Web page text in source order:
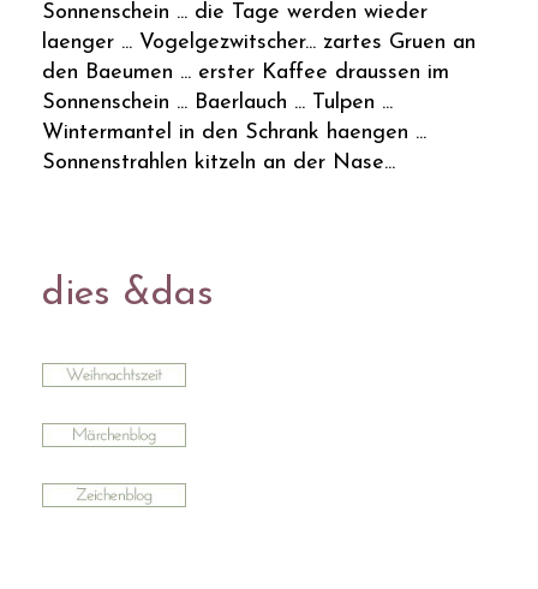
Sonnenschein ... die Tage werden wieder
laenger ... Vogelgezwitscher... zartes Gruen an
den Baeumen ... erster Kaffee draussen im
Sonnenschein ... Baerlauch ... Tulpen ...
Wintermantel in den Schrank haengen ...
Sonnenstrahlen kitzeln an der Nase...
dies &das